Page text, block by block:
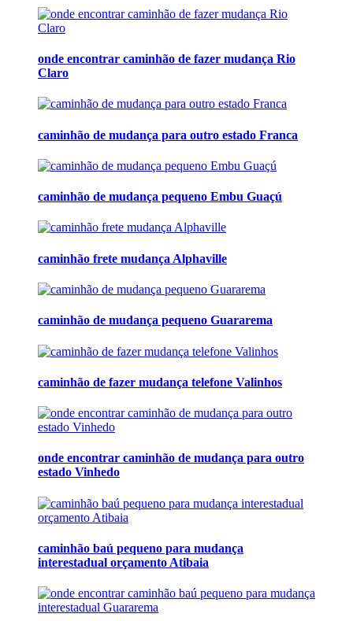
onde encontrar caminhão de fazer mudança Rio
Claro
caminhão de mudança para outro estado Franca
caminhão de mudança pequeno Embu Guaçú
caminhão frete mudança Alphaville
caminhão de mudança pequeno Guararema
caminhão de fazer mudança telefone Valinhos
onde encontrar caminhão de mudança para outro
estado Vinhedo
caminhão baú pequeno para mudança
interestadual orçamento Atibaia